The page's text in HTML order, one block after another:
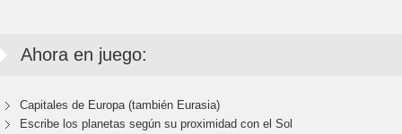
Ahora en juego:
Capitales de Europa (también Eurasia)
Escribe los planetas según su proximidad con el Sol